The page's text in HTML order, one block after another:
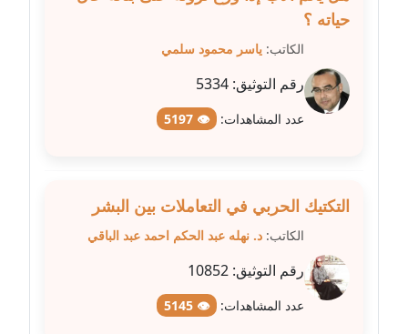
مدونة شريف ابراهيم
عاملة
مدونة شيماء الجمل
مدونة شيماء حسني
عاملة
مدونة شيماء عبد المقصود
عاملة
حياته ؟
الكاتب: ياسر محمود سلمي
رقم التوثيق: 5334
عدد المشاهدات: 👁 5197
التكتيك الحربي في التعاملات بين البشر
الكاتب: د. نهله عبد الحكم احمد عبد الباقي
رقم التوثيق: 10852
عدد المشاهدات: 👁 5145